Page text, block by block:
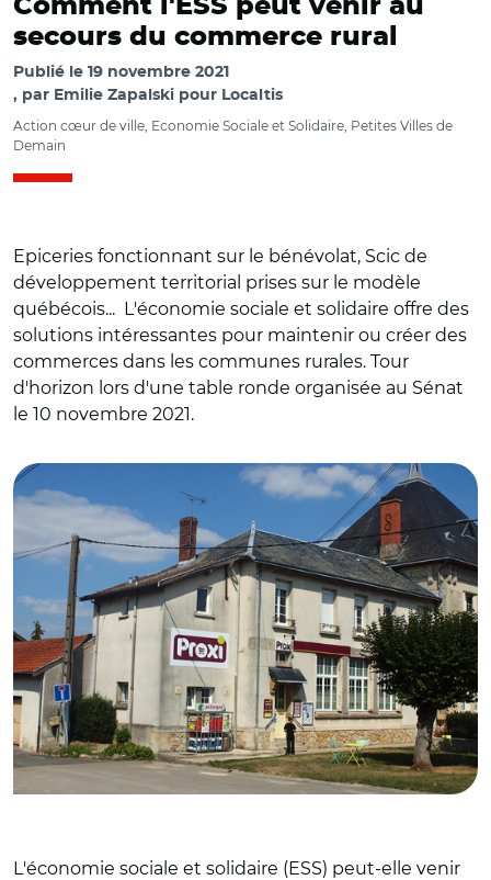
Comment l'ESS peut venir au
secours du commerce rural
Publié le 19 novembre 2021
par Emilie Zapalski pour Localtis
Action cœur de ville, Economie Sociale et Solidaire, Petites Villes de
Demain
Epiceries fonctionnant sur le bénévolat, Scic de
développement territorial prises sur le modèle
québécois... L'économie sociale et solidaire offre des
solutions intéressantes pour maintenir ou créer des
commerces dans les communes rurales. Tour
d'horizon lors d'une table ronde organisée au Sénat
le 10 novembre 2021.
L'économie sociale et solidaire (ESS) peut-elle venir